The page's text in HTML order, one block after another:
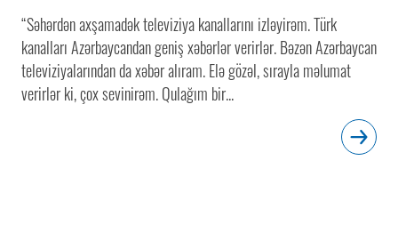
“Səhərdən axşamadək televiziya kanallarını izləyirəm. Türk
kanalları Azərbaycandan geniş xəbərlər verirlər. Bəzən Azərbaycan
televiziyalarından da xəbər alıram. Elə gözəl, sırayla məlumat
verirlər ki, çox sevinirəm. Qulağım bir...